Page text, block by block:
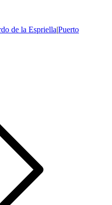
de la Espriella|Puerto